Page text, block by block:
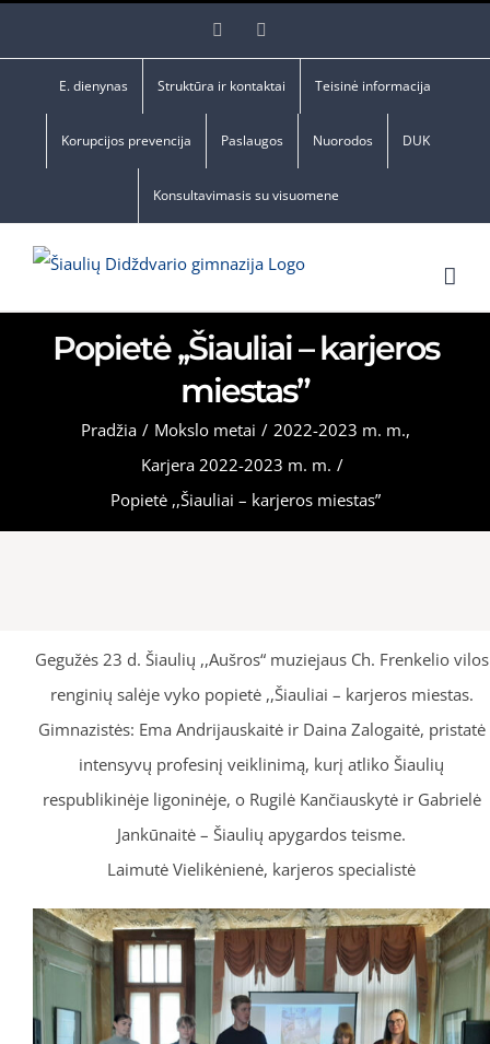
Facebook
E. dienynas Struktūra ir kontaktai Teisinė informacija
Korupcijos prevencija Paslaugos Nuorodos DUK
Konsultavimasis su visuomene
Popietė ,,Šiauliai – karjeros
miestas”
Pradžia / Mokslo metai / 2022-2023 m. m.,
Karjera 2022-2023 m. m. /
Popietė ,,Šiauliai – karjeros miestas”
Gegužės 23 d. Šiaulių ,,Aušros“ muziejaus Ch. Frenkelio vilos
renginių salėje vyko popietė ,,Šiauliai – karjeros miestas.
Gimnazistės: Ema Andrijauskaitė ir Daina Zalogaitė, pristatė
intensyvų profesinį veiklinimą, kurį atliko Šiaulių
respublikinėje ligoninėje, o Rugilė Kančiauskytė ir Gabrielė
Jankūnaitė – Šiaulių apygardos teisme.
Laimutė Vielikėnienė, karjeros specialistė